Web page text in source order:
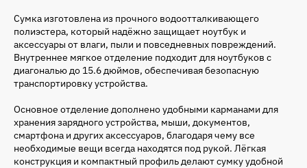
Сумка изготовлена из прочного водоотталкивающего
полиэстера, который надёжно защищает ноутбук и
аксессуары от влаги, пыли и повседневных повреждений.
Внутреннее мягкое отделение подходит для ноутбуков с
диагональю до 15.6 дюймов, обеспечивая безопасную
транспортировку устройства.
Основное отделение дополнено удобными карманами для
хранения зарядного устройства, мыши, документов,
смартфона и других аксессуаров, благодаря чему все
необходимые вещи всегда находятся под рукой. Лёгкая
конструкция и компактный профиль делают сумку удобной